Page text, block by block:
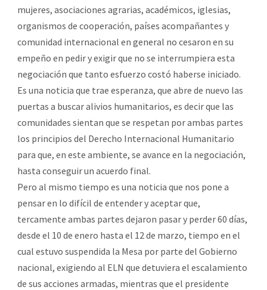
mujeres, asociaciones agrarias, académicos, iglesias,
organismos de cooperación, países acompañantes y
comunidad internacional en general no cesaron en su
empeño en pedir y exigir que no se interrumpiera esta
negociación que tanto esfuerzo costó haberse iniciado.
Es una noticia que trae esperanza, que abre de nuevo las
puertas a buscar alivios humanitarios, es decir que las
comunidades sientan que se respetan por ambas partes
los principios del Derecho Internacional Humanitario
para que, en este ambiente, se avance en la negociación,
hasta conseguir un acuerdo final.
Pero al mismo tiempo es una noticia que nos pone a
pensar en lo difícil de entender y aceptar que,
tercamente ambas partes dejaron pasar y perder 60 días,
desde el 10 de enero hasta el 12 de marzo, tiempo en el
cual estuvo suspendida la Mesa por parte del Gobierno
nacional, exigiendo al ELN que detuviera el escalamiento
de sus acciones armadas, mientras que el presidente